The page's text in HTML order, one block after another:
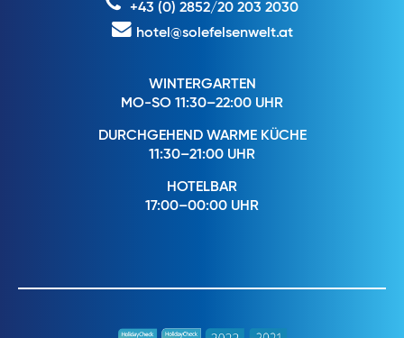
+43 (0) 2852/20 203 2030
hotel@solefelsenwelt.at
WINTERGARTEN
MO-SO 11:30–22:00 UHR
DURCHGEHEND WARME KÜCHE
11:30–21:00 UHR
HOTELBAR
17:00–00:00 UHR